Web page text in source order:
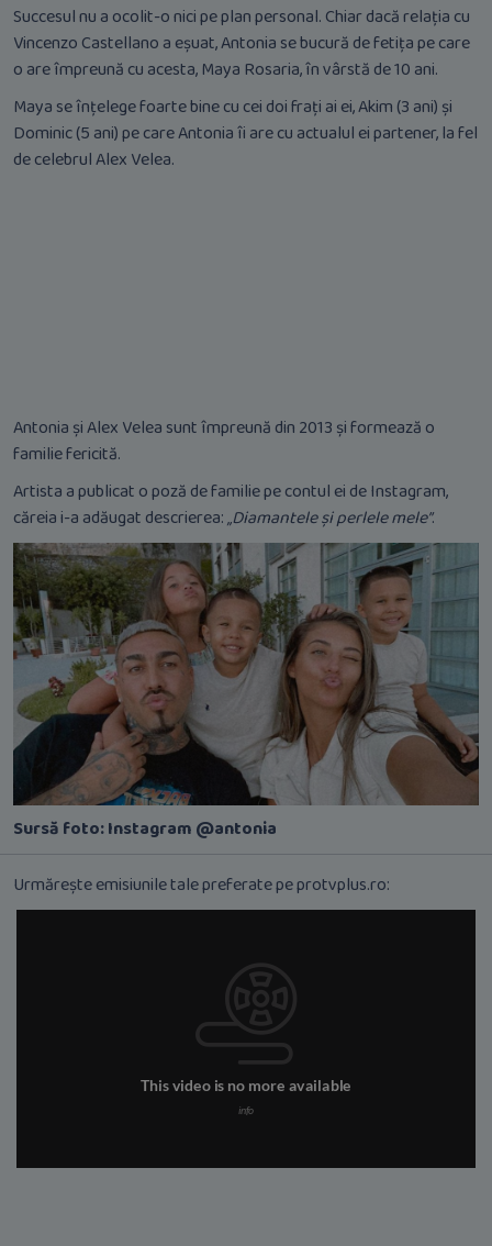
Succesul nu a ocolit-o nici pe plan personal. Chiar dacă relația cu
Vincenzo Castellano a eșuat, Antonia se bucură de fetița pe care
o are împreună cu acesta, Maya Rosaria, în vârstă de 10 ani.
Maya se înțelege foarte bine cu cei doi frați ai ei, Akim (3 ani) și
Dominic (5 ani) pe care Antonia îi are cu actualul ei partener, la fel
de celebrul Alex Velea.
Antonia și Alex Velea sunt împreună din 2013 și formează o
familie fericită.
Artista a publicat o poză de familie pe contul ei de Instagram,
căreia i-a adăugat descrierea:„Diamantele și perlele mele”.
Sursă foto: Instagram @antonia
Urmărește emisiunile tale preferate pe protvplus.ro: